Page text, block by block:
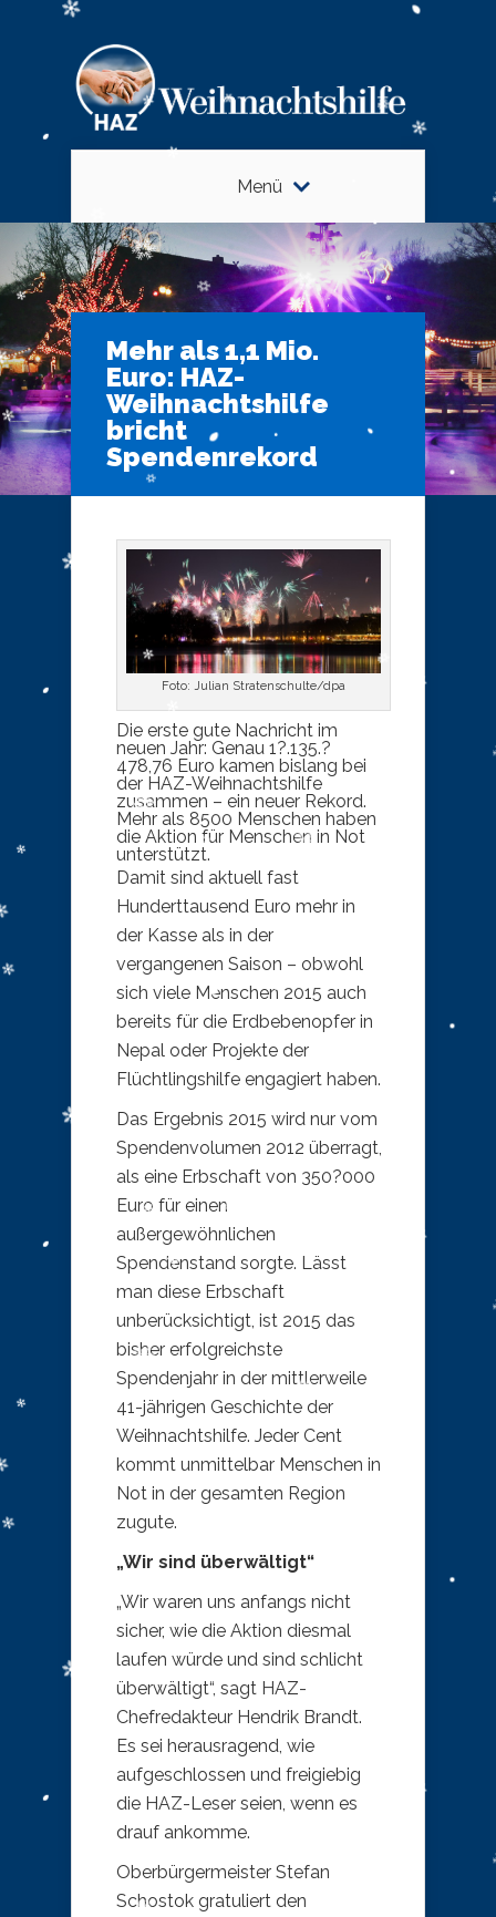
Menü
Mehr als 1,1 Mio.
Euro: HAZ-
Weihnachtshilfe
bricht
Spendenrekord
Foto: Julian Stratenschulte/dpa
Die erste gute Nachricht im
neuen Jahr: Genau 1?.135.?
478,76 Euro kamen bislang bei
der HAZ-Weihnachtshilfe
zusammen – ein neuer Rekord.
Mehr als 8500 Menschen haben
die Aktion für Menschen in Not
unterstützt.
Damit sind aktuell fast
Hunderttausend Euro mehr in
der Kasse als in der
vergangenen Saison – obwohl
sich viele Menschen 2015 auch
bereits für die Erdbebenopfer in
Nepal oder Projekte der
Flüchtlingshilfe engagiert haben.
Das Ergebnis 2015 wird nur vom
Spendenvolumen 2012 überragt,
als eine Erbschaft von 350?000
Euro für einen
außergewöhnlichen
Spendenstand sorgte. Lässt
man diese Erbschaft
unberücksichtigt, ist 2015 das
bisher erfolgreichste
Spendenjahr in der mittlerweile
41-jährigen Geschichte der
Weihnachtshilfe. Jeder Cent
kommt unmittelbar Menschen in
Not in der gesamten Region
zugute.
„Wir sind überwältigt“
„Wir waren uns anfangs nicht
sicher, wie die Aktion diesmal
laufen würde und sind schlicht
überwältigt“, sagt HAZ-
Chefredakteur Hendrik Brandt.
Es sei herausragend, wie
aufgeschlossen und freigiebig
die HAZ-Leser seien, wenn es
drauf ankomme.
Oberbürgermeister Stefan
Schostok gratuliert den